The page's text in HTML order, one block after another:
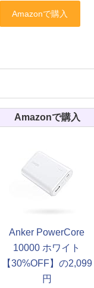
Amazonで購入
Anker PowerCore
10000 ホワイト
【30%OFF】の2,099
円